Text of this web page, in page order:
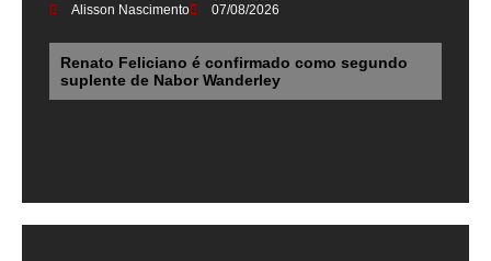
Alisson Nascimento 07/08/2026
Renato Feliciano é confirmado como segundo
suplente de Nabor Wanderley